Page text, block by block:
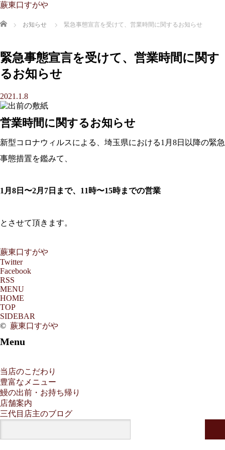
蕨東口すがや
ホーム お知らせ 緊急事態宣言を受けて、営業時間に関するお知らせ
緊急事態宣言を受けて、営業時間に関す
るお知らせ
2021.1.8
営業時間に関するお知らせ
新型コロナウィルスによる、埼玉県における1月8日以降の緊急
事態措置を鑑みて、
1月8日〜2月7日まで、11時〜15時までの営業
とさせて頂きます。
蕨東口すがや
Twitter
Facebook
RSS
MENU
HOME
TOP
SIDEBAR
© 蕨東口すがや
Menu
当店のこだわり
豊富なメニュー
鰻の出前・お持ち帰り
店舗案内
三代目店主のブログ